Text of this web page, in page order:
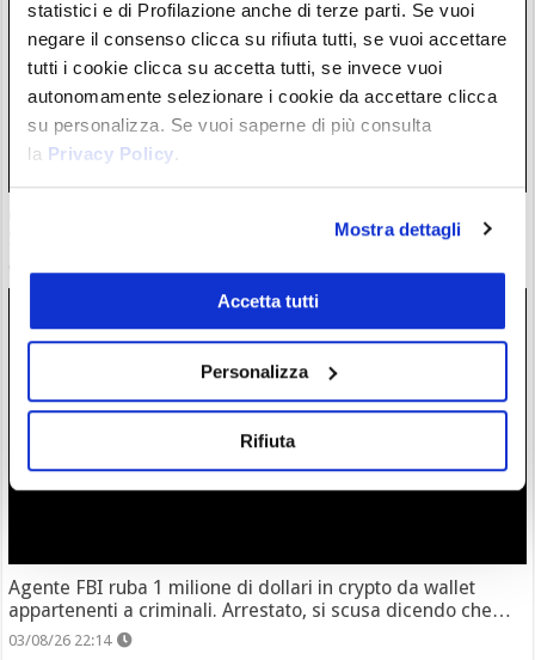
statistici e di Profilazione anche di terze parti. Se vuoi
negare il consenso clicca su rifiuta tutti, se vuoi accettare
tutti i cookie clicca su accetta tutti, se invece vuoi
autonomamente selezionare i cookie da accettare clicca
su personalizza. Se vuoi saperne di più consulta
la Privacy Policy.
Mostra dettagli
Accetta tutti
Personalizza
Rifiuta
GRAM crolla del 7% dopo rimozione di Telegram da App
Store di Apple. Mistero su reintegrazione
Agente FBI ruba 1 milione di dollari in crypto da wallet
appartenenti a criminali. Arrestato, si scusa dicendo che…
03/08/26 22:14